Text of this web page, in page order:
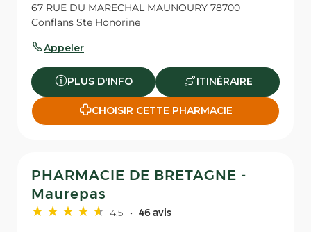
67 RUE DU MARECHAL MAUNOURY 78700
Conflans Ste Honorine
Appeler
PLUS D'INFO ITINÉRAIRE
CHOISIR CETTE PHARMACIE
PHARMACIE DE BRETAGNE -
Maurepas
4,5 46 avis